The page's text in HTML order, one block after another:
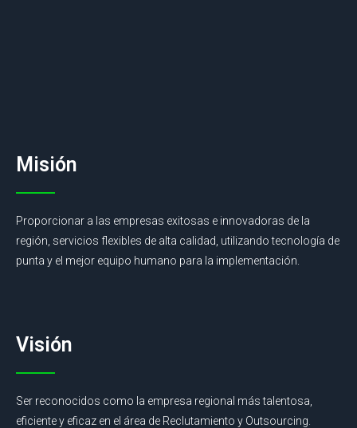
Misión
Proporcionar a las empresas exitosas e innovadoras de la
región, servicios flexibles de alta calidad, utilizando tecnología de
punta y el mejor equipo humano para la implementación.
Visión
Ser reconocidos como la empresa regional más talentosa,
eficiente y eficaz en el área de Reclutamiento y Outsourcing.